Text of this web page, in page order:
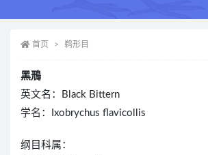
首页 鹈形目
黑鳽
英文名：Black Bittern
学名：Ixobrychus flavicollis
纲目科属：